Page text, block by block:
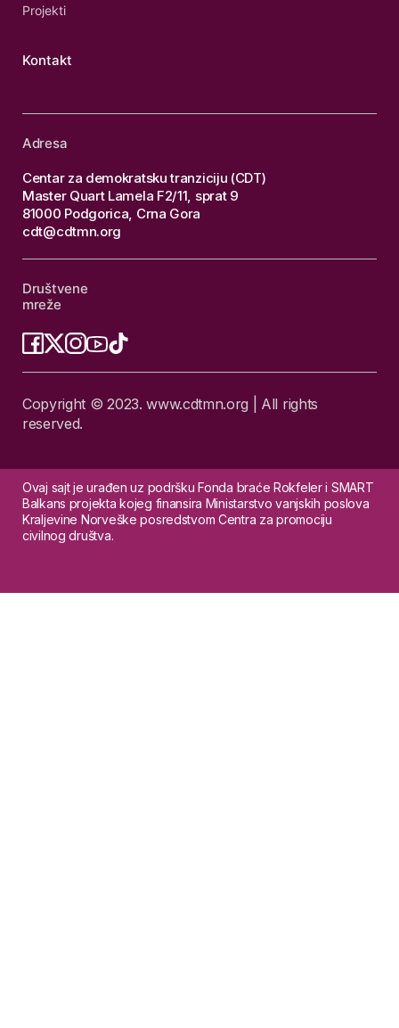
Projekti
Kontakt
Adresa
Centar za demokratsku tranziciju (CDT)
Master Quart Lamela F2/11, sprat 9
81000 Podgorica, Crna Gora
cdt@cdtmn.org
Društvene
mreže
Copyright © 2023. www.cdtmn.org | All rights
reserved.
Ovaj sajt je urađen uz podršku Fonda braće Rokfeler i SMART
Balkans projekta kojeg finansira Ministarstvo vanjskih poslova
Kraljevine Norveške posredstvom Centra za promociju
civilnog društva.